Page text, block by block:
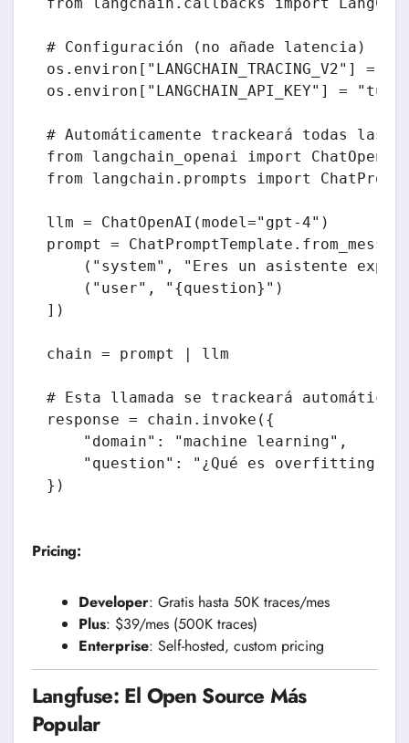
from langchain.callbacks import
# Configuración (no añade latencia)
os.environ["LANGCHAIN_TRACING_V2"] =
os.environ["LANGCHAIN_API_KEY"] = "tu-
# Automáticamente trackeará todas las
from langchain_openai import ChatOpenAI
from langchain.prompts import
llm = ChatOpenAI(model="gpt-4")
prompt =
("system", "Eres un asistente
    ("user", "{question}")
])
chain = prompt | llm
# Esta llamada se trackeará
response = chain.invoke({
    "domain": "machine learning",
    "question": "¿Qué es overfitting?"
Pricing:
Developer: Gratis hasta 50K traces/mes
Plus: $39/mes (500K traces)
Enterprise: Self-hosted, custom pricing
Langfuse: El Open Source Más
Popular